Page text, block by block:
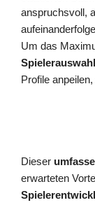
anspruchsvoll,
Um das
Spielerauswahl
Profile
Dieser
erwarteten